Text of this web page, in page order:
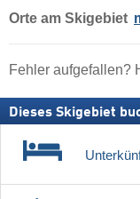
Orte am Skigebiet
Fehler aufgefallen?
Dieses Skigebiet